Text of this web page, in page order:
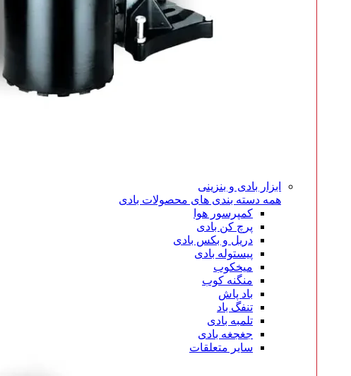
ابزار بادی و بنزینی
همه دسته بندی های محصولات بادی
کمپرسور هوا
پرچ کن بادی
دریل و بکس بادی
پیستوله بادی
میخکوب
منگنه کوب
باد پاش
تنفگ باد
تلمبه بادی
جغجغه بادی
سایر متعلقات